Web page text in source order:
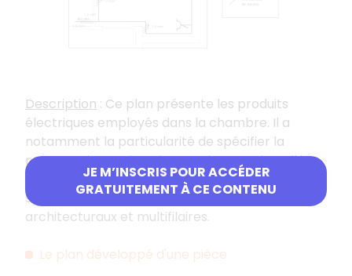
JE M’INSCRIS POUR ACCÉDER
GRATUITEMENT À CE CONTENU
Description : Ce plan présente les produits
électriques employés dans la chambre. Il a
notamment la particularité de spécifier la
nature et le nombre des conducteurs installés
ainsi que l'emplacement des conduits. Les
symboles employés sont un mixte des symboles
architecturaux et multifilaires.
Le plan développé d'une pièce